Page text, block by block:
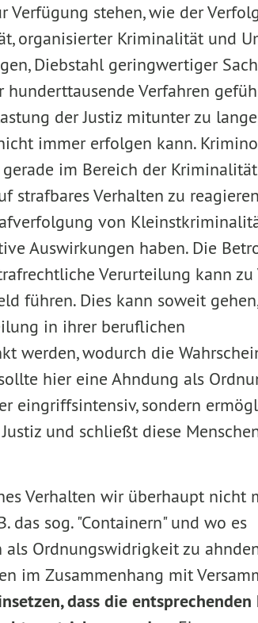
Verfügung stehen, wie der
organisierter Kriminalität und
Diebstahl geringwertiger
hunderttausende Verfahren
der Justiz mitunter zu
immer erfolgen kann.
gerade im Bereich der
strafbares Verhalten zu
von
Auswirkungen haben. Die
Verurteilung kann zu
führen. Dies kann soweit
in ihrer beruflichen
werden, wodurch die
hier eine Ahndung als
eingriffsintensiv, sondern
und schließt diese
Verhalten wir überhaupt nicht
das sog. "Containern" und wo es
Ordnungswidrigkeit zu
im Zusammenhang mit
dass die entsprechenden